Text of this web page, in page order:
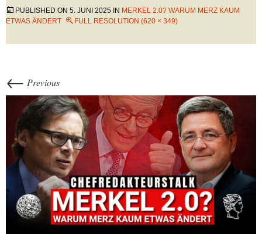
PUBLISHED ON 5. JUNI 2025 IN MERKEL 2.0? WARUM MERZ KAUM
ETWAS ÄNDERT
FULL RESOLUTION (620 × 349)
← Previous